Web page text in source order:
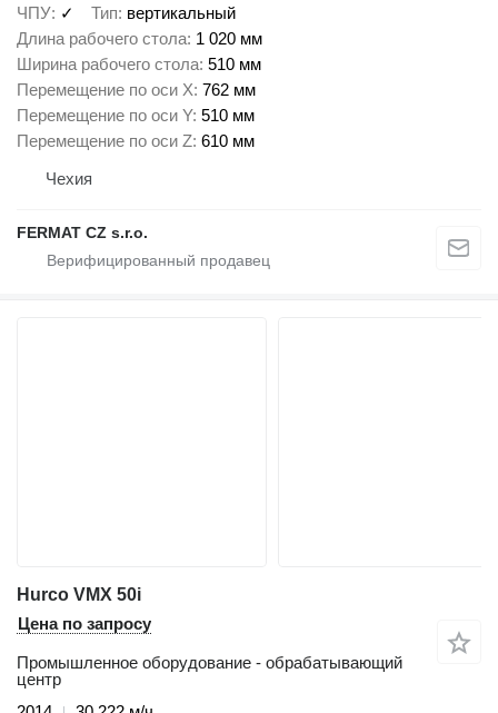
ЧПУ ✓ Тип вертикальный
Длина рабочего стола 1 020 мм
Ширина рабочего стола 510 мм
Перемещение по оси X 762 мм
Перемещение по оси Y 510 мм
Перемещение по оси Z 610 мм
Чехия
FERMAT CZ s.r.o.
Hurco VMX 50i
Цена по запросу
Промышленное оборудование - обрабатывающий
центр